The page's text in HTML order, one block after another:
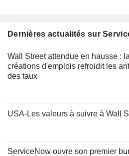
Dernières actualités sur
Wall Street attendue en hausse :
créations d'emplois refroidit les
des taux
USA-Les valeurs à suivre à Wall
ServiceNow ouvre son premier